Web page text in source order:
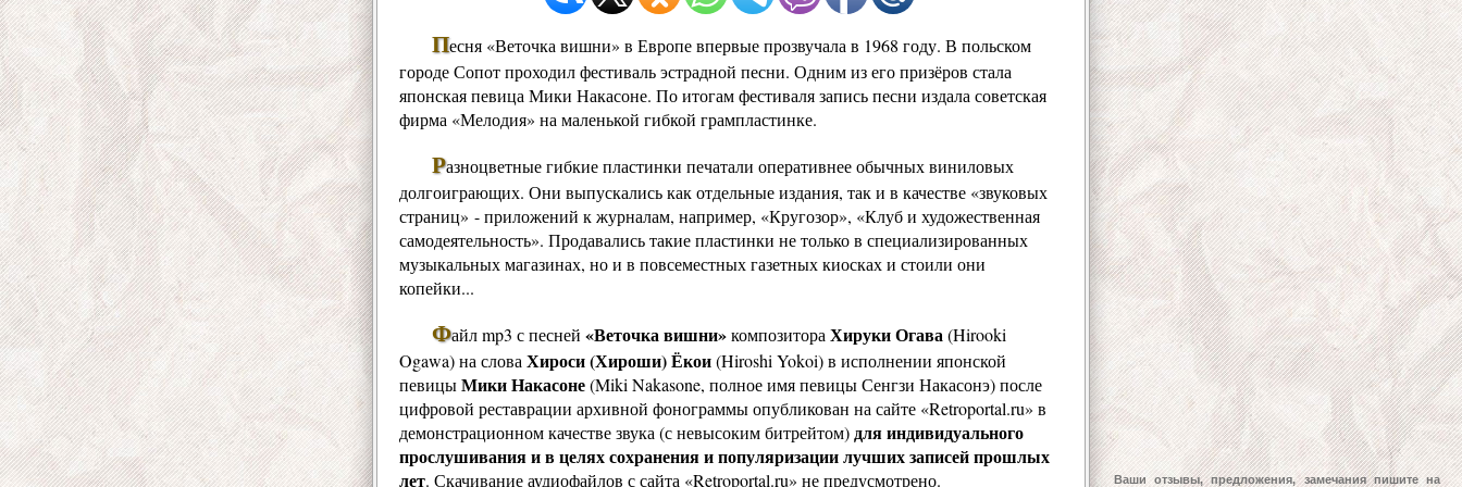
Песня «Веточка вишни» в Европе впервые прозвучала в 1968 году. В польском
городе Сопот проходил фестиваль эстрадной песни. Одним из его призёров стала
японская певица Мики Накасоне. По итогам фестиваля запись песни издала советская
фирма «Мелодия» на маленькой гибкой грампластинке.
Разноцветные гибкие пластинки печатали оперативнее обычных виниловых
долгоиграющих. Они выпускались как отдельные издания, так и в качестве «звуковых
страниц» - приложений к журналам, например, «Кругозор», «Клуб и художественная
самодеятельность». Продавались такие пластинки не только в специализированных
музыкальных магазинах, но и в повсеместных газетных киосках и стоили они
копейки...
Файл mp3 с песней «Веточка вишни»композитора Хируки Огава(Hirooki
Ogawa) на слова Хироси (Хироши) Ёкои(Hiroshi Yokoi) в исполнении японской
певицыМики Накасоне(Miki Nakasone, полное имя певицы Сенгзи Накасонэ) после
цифровой реставрации архивной фонограммы опубликован на сайте «Retroportal.ru» в
демонстрационном качестве звука (с невысоким битрейтом)для индивидуального
прослушивания и в целях сохранения и популяризации лучших записей прошлых
лет. Скачивание аудиофайлов с сайта «Retroportal.ru» не предусмотрено. Ваши отзывы, предложения, замечания пишите на